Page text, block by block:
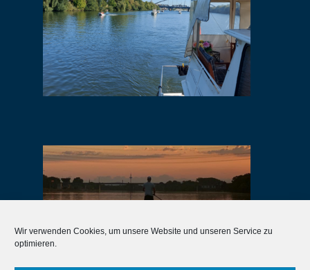
Wir verwenden Cookies, um unsere Website und unseren Service zu
optimieren.